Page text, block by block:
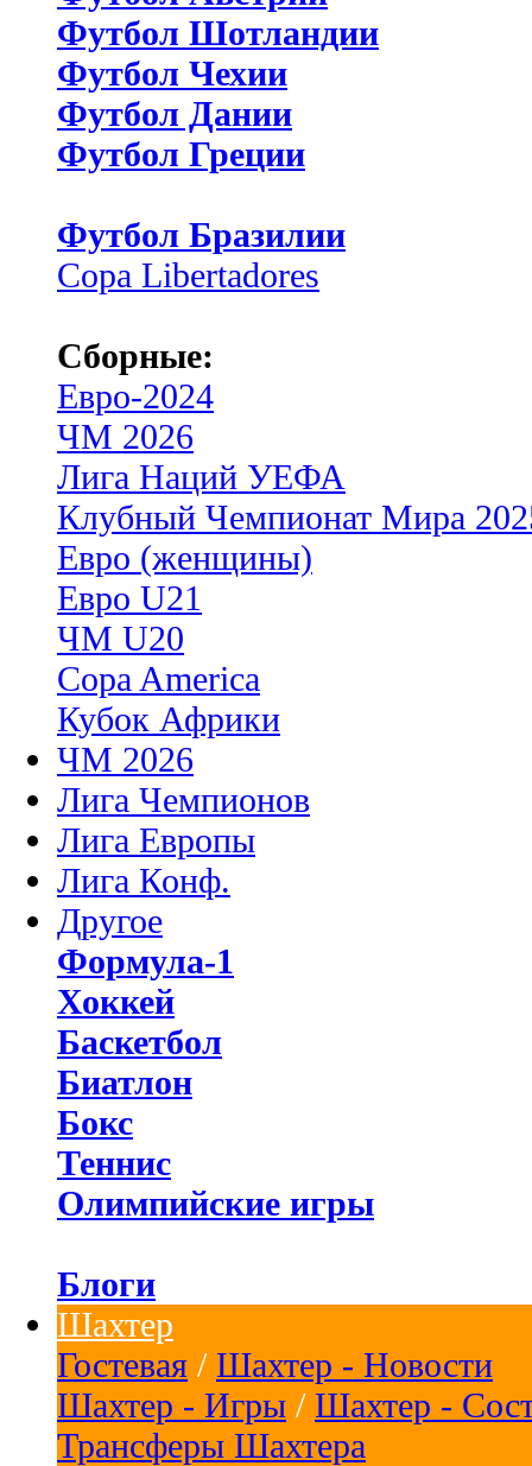
Футбол Шотландии
Футбол Чехии
Футбол Дании
Футбол Греции
Футбол Бразилии
Copa Libertadores
Сборные:
Евро-2024
ЧМ 2026
Лига Наций УЕФА
Клубный Чемпионат Мира
Евро (женщины)
Евро U21
ЧМ U20
Copa America
Кубок Африки
ЧМ 2026
Лига Чемпионов
Лига Европы
Лига Конф.
Другое
Формула-1
Хоккей
Баскетбол
Биатлон
Бокс
Теннис
Олимпийские игры
Блоги
Шахтер
Гостевая / Шахтер - Новости
Шахтер - Игры / Шахтер -
Трансферы Шахтера